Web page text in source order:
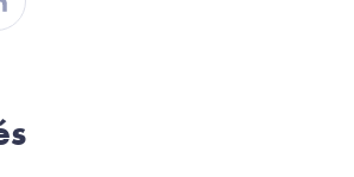
Twittersur Linkedin